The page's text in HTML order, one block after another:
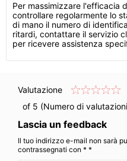
Per massimizzare l'efficacia
controllare regolarmente lo
di mano il numero di
ritardi, contattare il servizio
per ricevere assistenza
Valutazione
of 5 (Numero di
Lascia un feedback
Il tuo indirizzo e-mail non sarà
contrassegnati con * *